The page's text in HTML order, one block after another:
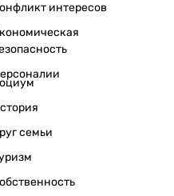
интересов
семьи